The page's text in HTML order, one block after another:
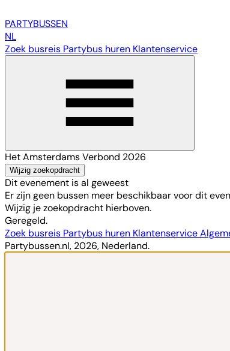
PARTYBUSSEN
NL
Zoek busreis Partybus huren Klantenservice
Het Amsterdams Verbond 2026
Wijzig zoekopdracht
Dit evenement is al geweest
Er zijn geen bussen meer beschikbaar voor dit
Wijzig je zoekopdracht hierboven.
Geregeld.
Zoek busreis Partybus huren Klantenservice
Partybussen.nl, 2026, Nederland.